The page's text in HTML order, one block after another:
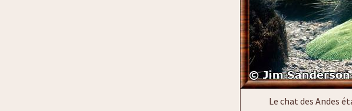
Le chat des Andes